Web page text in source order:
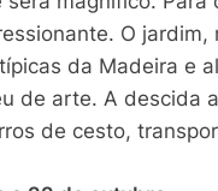
O
da Madeira e
de arte. A descida
de cesto,